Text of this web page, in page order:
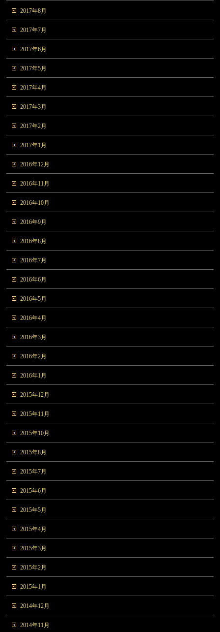
2017年8月
2017年7月
2017年6月
2017年5月
2017年4月
2017年3月
2017年2月
2017年1月
2016年12月
2016年11月
2016年10月
2016年9月
2016年8月
2016年7月
2016年6月
2016年5月
2016年4月
2016年3月
2016年2月
2016年1月
2015年12月
2015年11月
2015年10月
2015年8月
2015年7月
2015年6月
2015年5月
2015年4月
2015年3月
2015年2月
2015年1月
2014年12月
2014年11月